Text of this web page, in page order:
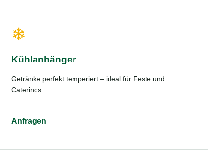
❄
Kühlanhänger
Getränke perfekt temperiert – ideal für Feste und
Caterings.
Anfragen